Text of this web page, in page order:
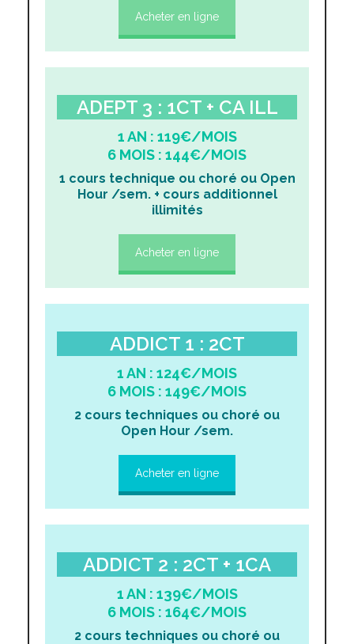
Acheter en ligne
ADEPT 3 : 1CT + CA ILL
1 AN : 119€/MOIS
6 MOIS : 144€/MOIS
1 cours technique ou choré ou Open
Hour /sem. + cours additionnel
illimités
Acheter en ligne
ADDICT 1 : 2CT
1 AN : 124€/MOIS
6 MOIS : 149€/MOIS
2 cours techniques ou choré ou
Open Hour /sem.
Acheter en ligne
ADDICT 2 : 2CT + 1CA
1 AN : 139€/MOIS
6 MOIS : 164€/MOIS
2 cours techniques ou choré ou